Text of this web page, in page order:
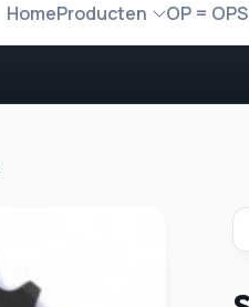
HomeProducten OP = OP